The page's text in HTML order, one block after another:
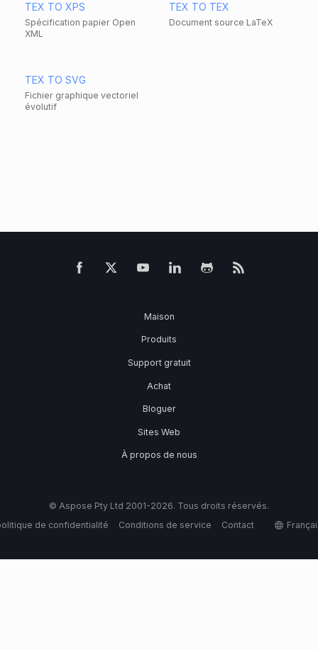
TEX TO XPS
Spécification papier Open
XML
TEX TO TEX
Document source LaTeX
TEX TO SVG
Fichier graphique vectoriel
évolutif
Maison
Produits
Support gratuit
Achat
Bloguer
Sites Web
À propos de nous
© Aspose Pty Ltd 2001-2026. Tous droits réservés.
de confidentialité
Conditions de service Contact